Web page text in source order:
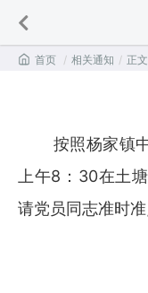

首页 / 相关通知 / 正文
按照杨家镇
上午8：30在土
请党员同志准时准